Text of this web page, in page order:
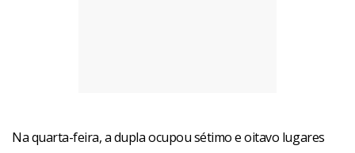
Na quarta-feira, a dupla ocupou sétimo e oitavo lugares